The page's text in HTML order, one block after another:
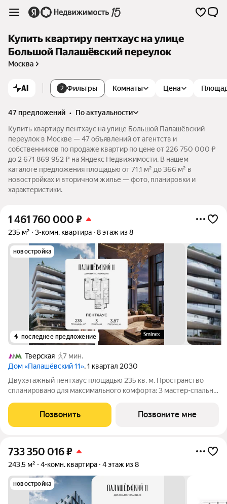
Купить квартиру пентхаус на улице
Большой Палашёвский переулок
Москва
AI 2 Фильтры Комнаты Цена
47 предложений •
по актуальности
Купить квартиру пентхаус на улице Большой Палашёвский
переулок в Москве — 47 объявлений от агентств и
собственников по продаже квартир по цене от 226 750 000 ₽
до 2 671 869 952 ₽ на Яндекс Недвижимости. В нашем
каталоге предложения площадью от 71,1 м² до 366 м² в
новостройках и вторичном жилье — фото, планировки и
характеристики.
1 461 760 000 ₽
235 м² 3-комн. квартира 8 этаж из 8
новостройка
последнее предложение
Тверская
7 мин.
Дом «Палашёвский 11», 1 квартал 2030
Двухэтажный пентхаус площадью 235 кв. м. Пространство
спланировано для максимального комфорта: 3 мастер-спальни
продуманные системы хранения и эффектная кухня-гостиная
площадью 85,1 кв. м, идеальное
Позвонить Позвоните мне
733 350 016₽
243,5 м² 4-комн. квартира 4 этаж из 8
новостройка